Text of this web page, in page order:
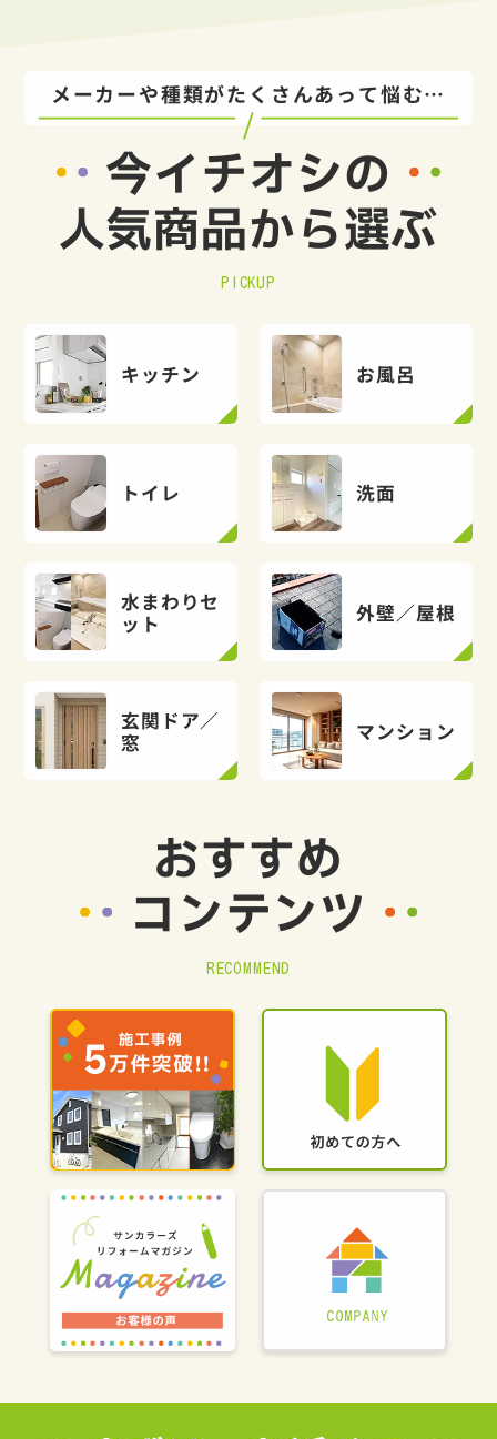
メーカーや種類がたくさんあって悩む…
今イチオシの
人気商品から選ぶ
PICKUP
キッチン お風呂
トイレ 洗面
水まわりセ
ット
外壁／屋根
玄関ドア／
窓
マンション
おすすめ
コンテンツ
RECOMMEND